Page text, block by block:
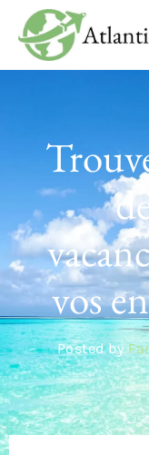
vos
Posted by